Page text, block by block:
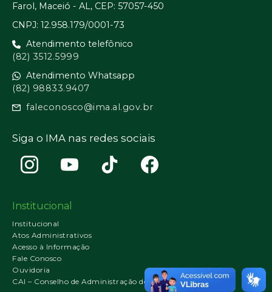
Farol, Maceió - AL, CEP: 57057-450
CNPJ: 12.958.179/0001-73
Atendimento telefônico
(82) 3512.5999
Atendimento Whatsapp
(82) 98833.9407
faleconosco@ima.al.gov.br
Siga o IMA nas redes sociais
Institucional
Institucional
Atos Administrativos
Acesso à Informação
Fale Conosco
Ouvidoria
CAI – Conselho de Administração do IMA